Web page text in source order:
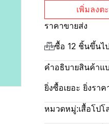
เพิ่มลงต
ราคาขายส่ง
ซื้อ 12 ชิ้นขึ้นไ
คำอธิบายสินค้าแ
ยิ่งซื้อเยอะ ยิ่งรา
หมวดหมู่:เสื้อโป